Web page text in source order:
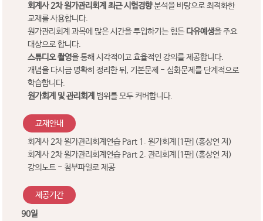
회계사 2차 원가관리회계 최근 시험경향분석을 바탕으로 최적화한
교재를 사용합니다.
원가관리회계 과목에 많은 시간을 투입하기는 힘든다유예생을 주요
대상으로 합니다.
스튜디오 촬영을 통해 시각적이고 효율적인 강의를 제공합니다.
개념을 다시금 명확히 정리한 뒤, 기본문제 - 심화문제를 단계적으로
학습합니다.
원가회계 및 관리회계 범위를 모두 커버합니다.
교재안내
회계사 2차 원가관리회계연습 Part 1. 원가회계[1판](홍상연 저)
회계사 2차 원가관리회계연습 Part 2. 관리회계[1판](홍상연 저)
강의노트 - 첨부파일로 제공
제공기간
90일